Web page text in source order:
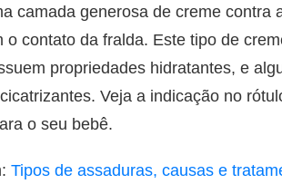
camada generosa de creme
o contato da fralda. Este tipo de
propriedades hidratantes, e
Veja a indicação no
o seu bebê.
Tipos de assaduras, causas e